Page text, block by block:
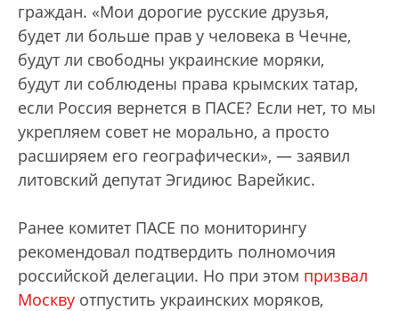
граждан. «Мои дорогие русские друзья,
будет ли больше прав у человека в Чечне,
будут ли свободны украинские моряки,
будут ли соблюдены права крымских татар,
если Россия вернется в ПАСЕ? Если нет, то мы
укрепляем совет не морально, а просто
расширяем его географически», — заявил
литовский депутат Эгидиюс Варейкис.
Ранее комитет ПАСЕ по мониторингу
рекомендовал подтвердить полномочия
российской делегации. Но при этом призвал
Москву отпустить украинских моряков,